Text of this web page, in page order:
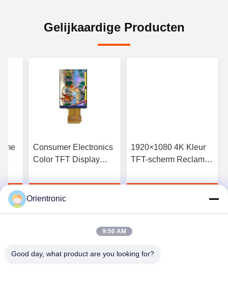
Gelijkaardige Producten
Consumer Electronics
Color TFT Display
Devices TFT Display
ModulesKrijg Beste Prijs
1920×1080 4K Kleur
TFT-scherm Reclame
Hoge helderheid
Orientronic
9:50 AM
Good day, what product are you looking for?